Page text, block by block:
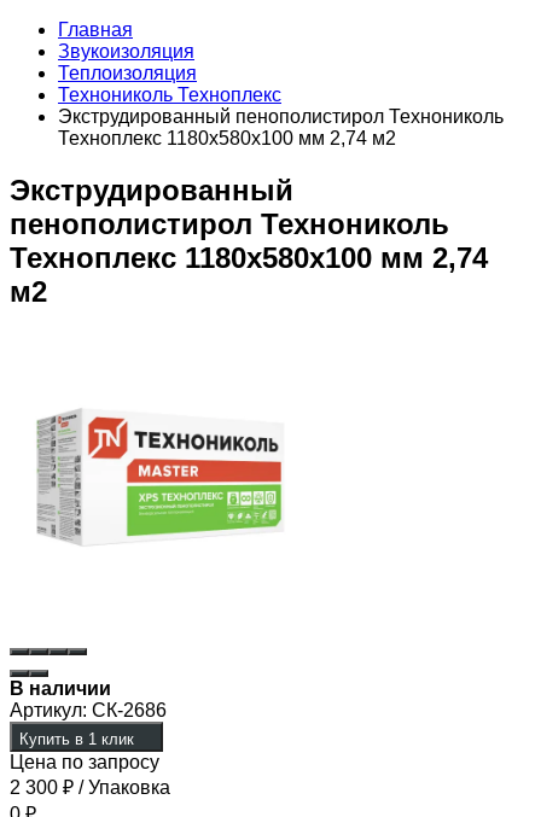
Главная
Звукоизоляция
Теплоизоляция
Технониколь Техноплекс
Экструдированный пенополистирол Технониколь
Техноплекс 1180х580х100 мм 2,74 м2
Экструдированный
пенополистирол Технониколь
Техноплекс 1180х580х100 мм 2,74
м2
В наличии
Артикул: СК-2686
Купить в 1 клик
Цена по запросу
2 300 ₽ / Упаковка